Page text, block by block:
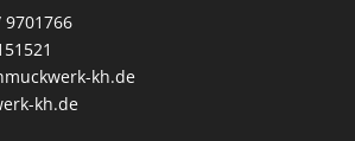
9701766
kh.de
kh.de